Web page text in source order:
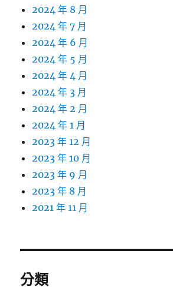
2024 年 8 月
2024 年 7 月
2024 年 6 月
2024 年 5 月
2024 年 4 月
2024 年 3 月
2024 年 2 月
2024 年 1 月
2023 年 12 月
2023 年 10 月
2023 年 9 月
2023 年 8 月
2021 年 11 月
分類